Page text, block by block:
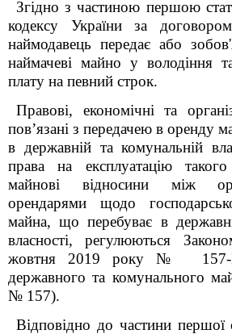
Згідно з частиною першою
кодексу України за
наймодавець передає або
наймачеві майно у володіння
плату на певний строк.
Правові, економічні та
пов’язані з передачею в оренду
в державній та комунальній
права на експлуатацію
майнові відносини між
орендарями щодо
майна, що перебуває в
власності, регулюються
жовтня 2019 року № 157-
державного та комунального
№ 157).
Відповідно до частини